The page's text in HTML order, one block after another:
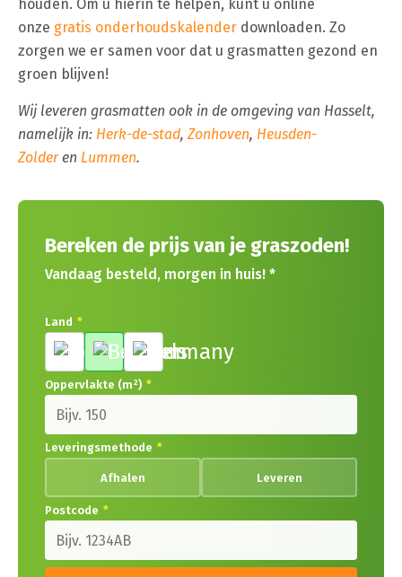
houden. Om u hierin te helpen, kunt u online
onze gratis onderhoudskalender downloaden. Zo
zorgen we er samen voor dat u grasmatten gezond en
groen blijven!
Wij leveren grasmatten ook in de omgeving van Hasselt,
namelijk in: Herk-de-stad, Zonhoven, Heusden-
Zolderen Lummen.
Bereken de prijs van je graszoden!
Vandaag besteld, morgen in huis! *
Land *
Oppervlakte (m²) *
Leveringsmethode *
Afhalen Leveren
Postcode *